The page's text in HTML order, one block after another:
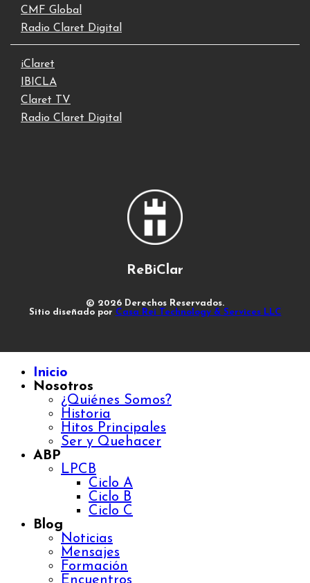
CMF Global
Radio Claret Digital
iClaret
IBICLA
Claret TV
Radio Claret Digital
ReBiClar
© 2026 Derechos Reservados.
Sitio diseñado por Casa Rei Technology & Services LLC
Inicio
Nosotros
¿Quiénes Somos?
Historia
Hitos Principales
Ser y Quehacer
ABP
LPCB
Ciclo A
Ciclo B
Ciclo C
Blog
Noticias
Mensajes
Formación